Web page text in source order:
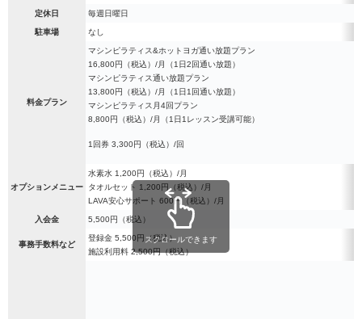
定休日 毎週日曜日
駐車場 なし
料金プラン
マシンピラティス&ホットヨガ通い放題プラン
16,800円（税込）/月（1日2回通い放題）
マシンピラティス通い放題プラン
13,800円（税込）/月（1日1回通い放題）
マシンピラティス月4回プラン
8,800円（税込）/月（1日1レッスン受講可能）
1回券 3,300円（税込）/回
オプションメニュー
水素水 1,200円（税込）/月
タオルセット 1,200円（税込）/月
LAVA安心サポート 600円（税込）/月
入会金 5,500円（税込）
事務手数料など
登録金 5,500円（税込）
施設利用料 2,500円（税込）
スクロールできます